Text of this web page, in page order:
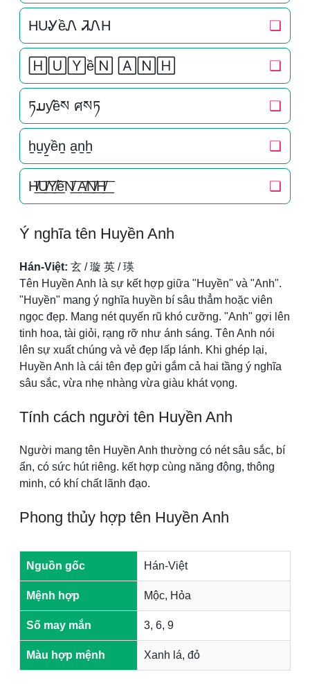
HUᎽềᏁ ᏘᏁH ❏
🄷🅄🅈ề🄽 🄰🄽🄷 ❏
ཏມƴềས ศསཏ ❏
h̠u̠y̠ền̠ a̠n̠h̠ ❏
H̸͟͞U̸͟͞Y̸͟͞ềN̸͟͞ A̸͟͞N̸͟͞H̸͟͞ ❏
Ý nghĩa tên Huyền Anh
Hán-Việt: 玄 / 璇 英 / 瑛
Tên Huyền Anh là sự kết hợp giữa "Huyền" và "Anh".
"Huyền" mang ý nghĩa huyền bí sâu thẳm hoặc viên
ngọc đẹp. Mang nét quyến rũ khó cưỡng. "Anh" gợi lên
tinh hoa, tài giỏi, rạng rỡ như ánh sáng. Tên Anh nói
lên sự xuất chúng và vẻ đẹp lấp lánh. Khi ghép lại,
Huyền Anh là cái tên đẹp gửi gắm cả hai tầng ý nghĩa
sâu sắc, vừa nhẹ nhàng vừa giàu khát vọng.
Tính cách người tên Huyền Anh
Người mang tên Huyền Anh thường có nét sâu sắc, bí
ẩn, có sức hút riêng. kết hợp cùng năng động, thông
minh, có khí chất lãnh đạo.
Phong thủy hợp tên Huyền Anh
Nguồn gốc Hán-Việt
Mệnh hợp Mộc, Hỏa
Số may mắn 3, 6, 9
Màu hợp mệnh Xanh lá, đỏ